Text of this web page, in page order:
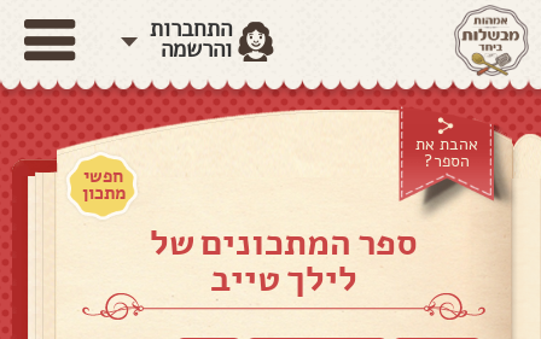
התחברות
והרשמה
אהבת את
הספר?
חפשי
מתכון
ספר המתכונים של
לילך טייב